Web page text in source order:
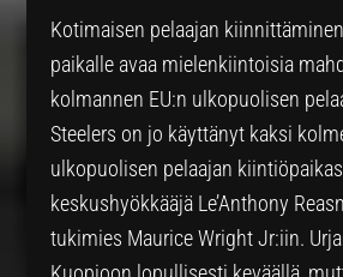
Kotimaisen pelaajan
paikalle avaa mielenkiintoisia
kolmannen EU:n ulkopuolisen
Steelers on jo käyttänyt kaksi
ulkopuolisen pelaajan
keskushyökkääjä Le’Anthony
tukimies Maurice Wright Jr:iin.